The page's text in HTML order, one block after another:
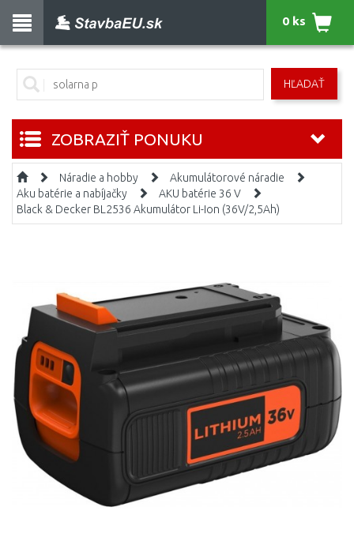
HĽADAŤ
0 ks
ZOBRAZIŤ PONUKU
Náradie a hobby
Akumulátorové náradie
Aku batérie a nabíjačky
AKU batérie 36 V
Black & Decker BL2536 Akumulátor Li-Ion (36V/2,5Ah)